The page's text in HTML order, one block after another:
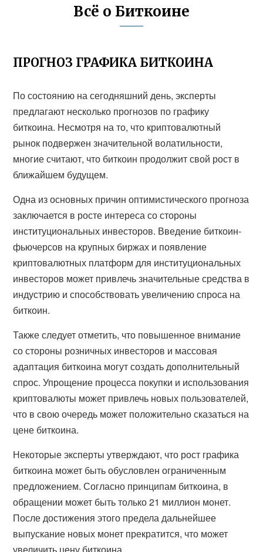
Всё о Биткоине
ПРОГНОЗ ГРАФИКА БИТКОИНА
По состоянию на сегодняшний день, эксперты
предлагают несколько прогнозов по графику
биткоина. Несмотря на то, что криптовалютный
рынок подвержен значительной волатильности,
многие считают, что биткоин продолжит свой рост в
ближайшем будущем.
Одна из основных причин оптимистического прогноза
заключается в росте интереса со стороны
институциональных инвесторов. Введение биткоин-
фьючерсов на крупных биржах и появление
криптовалютных платформ для институциональных
инвесторов может привлечь значительные средства в
индустрию и способствовать увеличению спроса на
биткоин.
Также следует отметить, что повышенное внимание
со стороны розничных инвесторов и массовая
адаптация биткоина могут создать дополнительный
спрос. Упрощение процесса покупки и использования
криптовалюты может привлечь новых пользователей,
что в свою очередь может положительно сказаться на
цене биткоина.
Некоторые эксперты утверждают, что рост графика
биткоина может быть обусловлен ограниченным
предложением. Согласно принципам биткоина, в
обращении может быть только 21 миллион монет.
После достижения этого предела дальнейшее
выпускание новых монет прекратится, что может